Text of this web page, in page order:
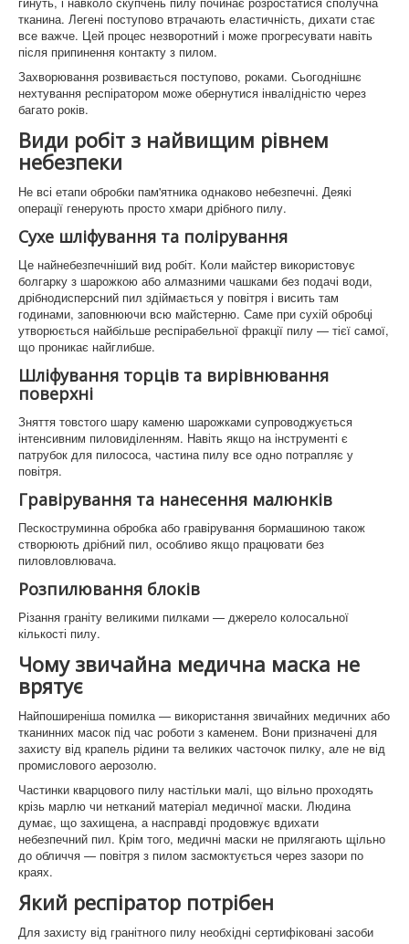
Памятники Васильків
Памятники Обухів
Оградки на могилу
Граніти України
Історія Коростишева
Faq памятники і граніт
тканина. Легені поступово втрачають еластичність, дихати стає
все важче. Цей процес незворотний і може прогресувати навіть
після припинення контакту з пилом.
Захворювання розвивається поступово, роками. Сьогоднішнє
нехтування респіратором може обернутися інвалідністю через
багато років.
Види робіт з найвищим рівнем
небезпеки
Не всі етапи обробки пам'ятника однаково небезпечні. Деякі
операції генерують просто хмари дрібного пилу.
Сухе шліфування та полірування
Це найнебезпечніший вид робіт. Коли майстер використовує
болгарку з шарожкою або алмазними чашками без подачі води,
дрібнодисперсний пил здіймається у повітря і висить там
годинами, заповнюючи всю майстерню. Саме при сухій обробці
утворюється найбільше респірабельної фракції пилу — тієї самої,
що проникає найглибше.
Шліфування торців та вирівнювання
поверхні
Зняття товстого шару каменю шарожками супроводжується
інтенсивним пиловиділенням. Навіть якщо на інструменті є
патрубок для пилососа, частина пилу все одно потрапляє у
повітря.
Гравірування та нанесення малюнків
Пескоструминна обробка або гравірування бормашиною також
створюють дрібний пил, особливо якщо працювати без
пиловловлювача.
Розпилювання блоків
Різання граніту великими пилками — джерело колосальної
кількості пилу.
Чому звичайна медична маска не
врятує
Найпоширеніша помилка — використання звичайних медичних або
тканинних масок під час роботи з каменем. Вони призначені для
захисту від крапель рідини та великих часточок пилку, але не від
промислового аерозолю.
Частинки кварцового пилу настільки малі, що вільно проходять
крізь марлю чи нетканий матеріал медичної маски. Людина
думає, що захищена, а насправді продовжує вдихати
небезпечний пил. Крім того, медичні маски не прилягають щільно
до обличчя — повітря з пилом засмоктується через зазори по
краях.
Який респіратор потрібен
Для захисту від гранітного пилу необхідні сертифіковані засоби